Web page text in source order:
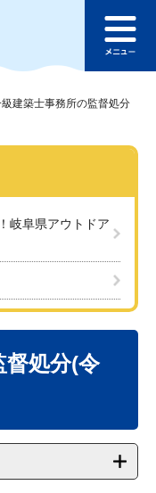
ュ
建築士事務所の監督処分
岐阜県アウトドア
督処分(令